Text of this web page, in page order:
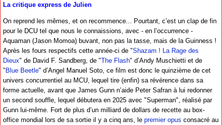
La critique express de Julien
On reprend les mêmes, et on recommence... Pourtant, c’est un clap de fin
pour le DCU tel que nous le connaissions, avec - en l’occurrence -
Aquaman (Jason Momoa) buvant, non pas la tasse, mais de la Guinness !
Après les fours respectifs cette année-ci de "Shazam ! La Rage des
Dieux" de David F. Sandberg, de "The Flash" d’Andy Muschietti et de
" Blue Beetle" d’Angel Manuel Soto, ce film est donc le quinzième de cet
univers concurrentiel au MCU, lequel tire (enfin) sa révérence dans sa
forme actuelle, avant que James Gunn n’aide Peter Safran à lui redonner
un second souffle, lequel débutera en 2025 avec "Superman", réalisé par
Gunn lui-même. Fort de plus d’un milliard de dollars de recette au box-
office mondial lors de sa sortie il y a cinq ans, le premier opus consacré au